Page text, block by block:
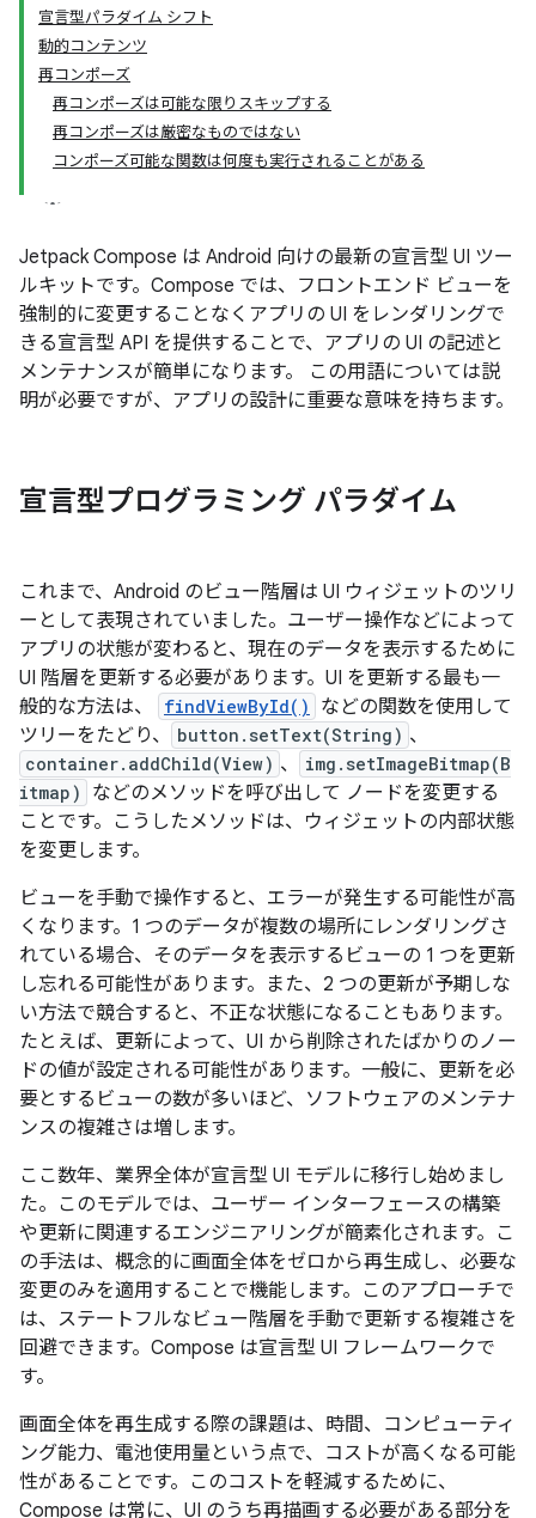
宣言型パラダイム シフト
動的コンテンツ
再コンポーズ
再コンポーズは可能な限りスキップする
再コンポーズは厳密なものではない
コンポーズ可能な関数は何度も実行されることがある
Jetpack Compose は Android 向けの最新の宣言型 UI ツー
ルキットです。Compose では、フロントエンド ビューを
強制的に変更することなくアプリの UI をレンダリングで
きる宣言型 API を提供することで、アプリの UI の記述と
メンテナンスが簡単になります。
この用語については説
明が必要ですが、アプリの設計に重要な意味を持ちます。
宣言型プログラミング パラダイム
これまで、Android のビュー階層は UI ウィジェットのツリ
ーとして表現されていました。ユーザー操作などによって
アプリの状態が変わると、現在のデータを表示するために
UI 階層を更新する必要があります。UI を更新する最も一
般的な方法は、
findViewById()
などの関数を使用して
ツリーをたどり、
button.setText(String) 、
container.addChild(View) 、
img.setImageBitmap(B
itmap)
などのメソッドを呼び出して ノードを変更する
ことです。こうしたメソッドは、ウィジェットの内部状態
を変更します。
ビューを手動で操作すると、エラーが発生する可能性が高
くなります。1 つのデータが複数の場所にレンダリングさ
れている場合、そのデータを表示するビューの 1 つを更新
し忘れる可能性があります。また、2 つの更新が予期しな
い方法で競合すると、不正な状態になることもあります。
たとえば、更新によって、UI から削除されたばかりのノー
ドの値が設定される可能性があります。一般に、更新を必
要とするビューの数が多いほど、ソフトウェアのメンテナ
ンスの複雑さは増します。
ここ数年、業界全体が宣言型 UI モデルに移行し始めまし
た。このモデルでは、ユーザー インターフェースの構築
や更新に関連するエンジニアリングが簡素化されます。こ
の手法は、概念的に画面全体をゼロから再生成し、必要な
変更のみを適用することで機能します。このアプローチで
は、ステートフルなビュー階層を手動で更新する複雑さを
回避できます。Compose は宣言型 UI フレームワークで
す。
画面全体を再生成する際の課題は、時間、コンピューティ
ング能力、電池使用量という点で、コストが高くなる可能
性があることです。このコストを軽減するために、
Compose は常に、UI のうち再描画する必要がある部分を